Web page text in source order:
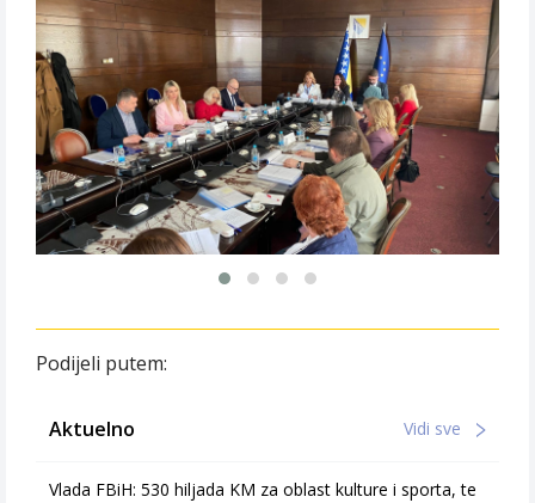
Podijeli putem:
Aktuelno Vidi sve
Vlada FBiH: 530 hiljada KM za oblast kulture i sporta, te